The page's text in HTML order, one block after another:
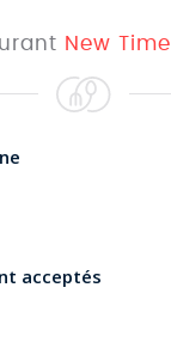
New Time
acceptés